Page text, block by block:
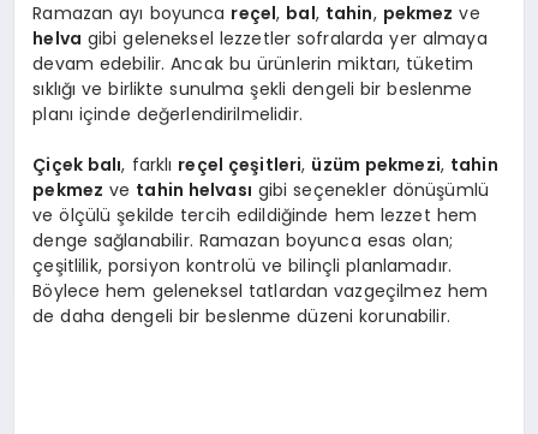
Ramazan ayı boyunca reçel, bal, tahin, pekmez ve
helva gibi geleneksel lezzetler sofralarda yer almaya
devam edebilir. Ancak bu ürünlerin miktarı, tüketim
sıklığı ve birlikte sunulma şekli dengeli bir beslenme
planı içinde değerlendirilmelidir.
Çiçek balı, farklı reçel çeşitleri, üzüm pekmezi, tahin
pekmez ve tahin helvası gibi seçenekler dönüşümlü
ve ölçülü şekilde tercih edildiğinde hem lezzet hem
denge sağlanabilir. Ramazan boyunca esas olan;
çeşitlilik, porsiyon kontrolü ve bilinçli planlamadır.
Böylece hem geleneksel tatlardan vazgeçilmez hem
de daha dengeli bir beslenme düzeni korunabilir.